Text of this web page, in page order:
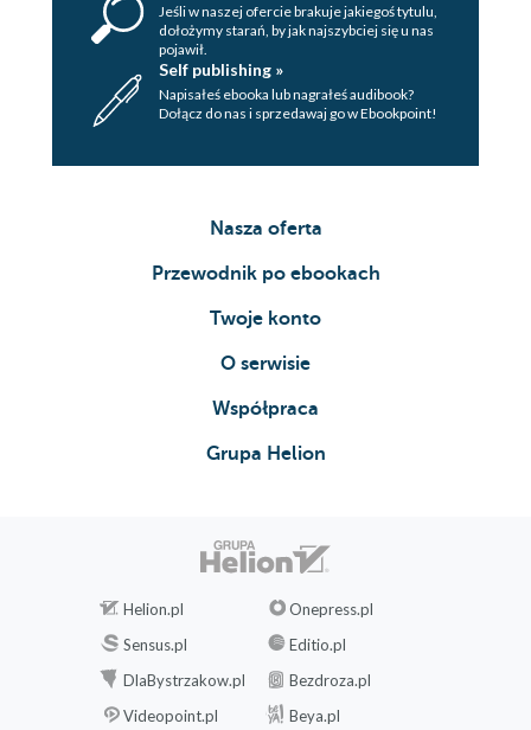
Jeśli w naszej ofercie brakuje jakiegoś tytulu,
dołożymy starań, by jak najszybciej się u nas
pojawił.
Self publishing »
Napisałeś ebooka lub nagrałeś audibook?
Dołącz do nas i sprzedawaj go w Ebookpoint!
Nasza oferta
Przewodnik po ebookach
Twoje konto
O serwisie
Współpraca
Grupa Helion
Helion.pl
Onepress.pl
Sensus.pl
Editio.pl
DlaBystrzakow.pl
Bezdroza.pl
Videopoint.pl
Beya.pl